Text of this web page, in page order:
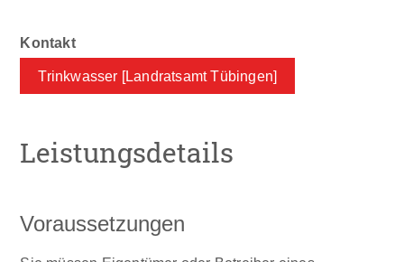
Trinkwasser [Landratsamt Tübingen]
Leistungsdetails
Voraussetzungen